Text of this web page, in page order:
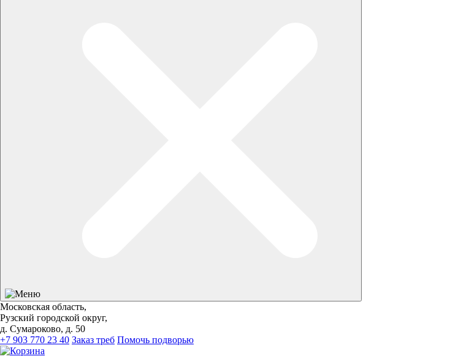
Московская область,
Рузский городской округ,
д. Сумароково, д. 50
+7 903 770 23 40 Заказ треб Помочь подворью